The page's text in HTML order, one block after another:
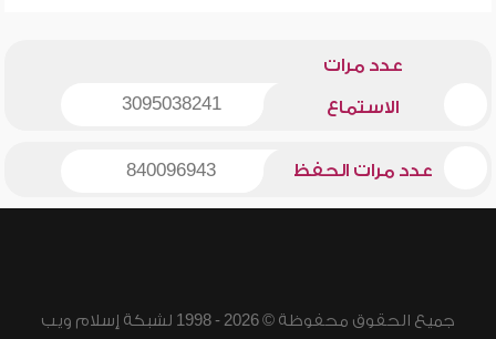
عدد مرات
الاستماع 3095038241
عدد مرات الحفظ 840096943
جميع الحقوق محفوظة © 2026 - 1998 لشبكة إسلام ويب